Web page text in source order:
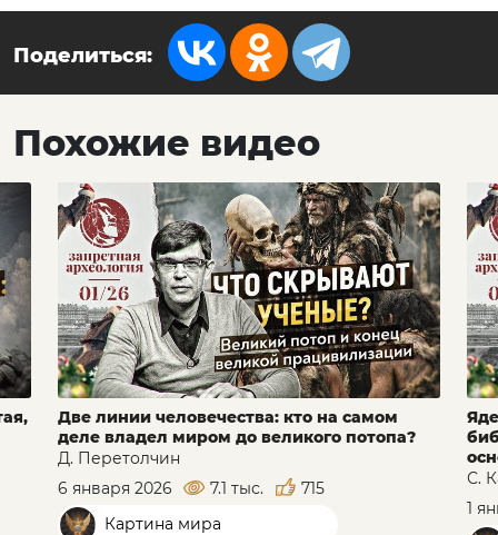
Поделиться:
Похожие видео
Две линии человечества: кто на самом
деле владел миром до великого потопа?
Д. Перетолчин
6 января 2026
7.1 тыс.
715
Картина мира
С.
1